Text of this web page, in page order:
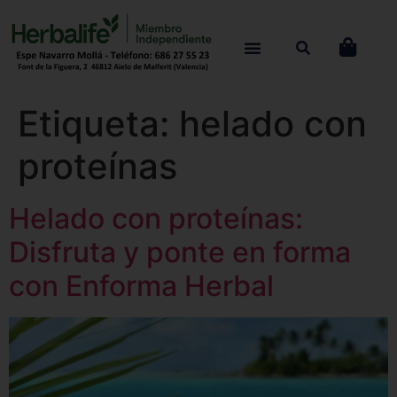
Etiqueta: helado con
proteínas
Helado con proteínas:
Disfruta y ponte en forma
con Enforma Herbal